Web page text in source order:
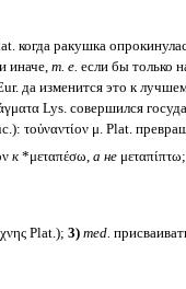
когда ракушка
иначе, т. е. если бы только
да изменится это к
Lys. совершился
τοὐναντίον μ. Plat.
к*μεταπέσω, а неμεταπίπτω;
Plat.); 3) med.